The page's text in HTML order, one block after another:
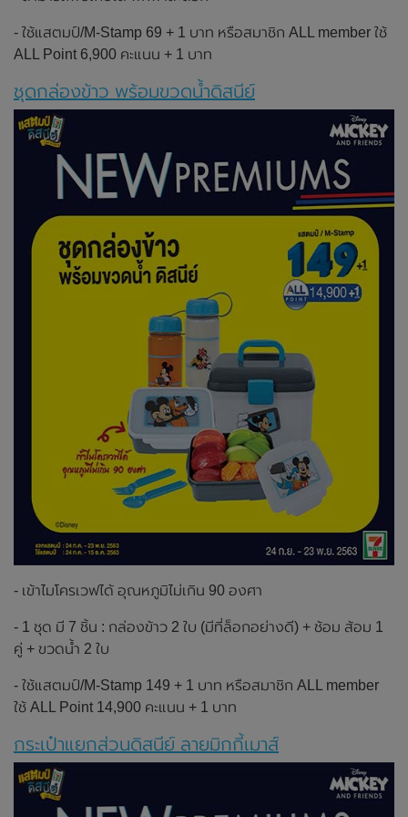
- ใช้แสตมป์/M-Stamp 69 + 1 บาท หรือสมาชิก ALL member ใช้
ALL Point 6,900 คะแนน + 1 บาท
ชุดกล่องข้าว พร้อมขวดน้ำดิสนีย์
- เข้าไมโครเวฟได้ อุณหภูมิไม่เกิน 90 องศา
- 1 ชุด มี 7 ชิ้น : กล่องข้าว 2 ใบ (มีที่ล็อกอย่างดี) + ช้อม ส้อม 1
คู่ + ขวดน้ำ 2 ใบ
- ใช้แสตมป์/M-Stamp 149 + 1 บาท หรือสมาชิก ALL member
ใช้ ALL Point 14,900 คะแนน + 1 บาท
กระเป๋าแยกส่วนดิสนีย์ ลายมิกกี้เมาส์